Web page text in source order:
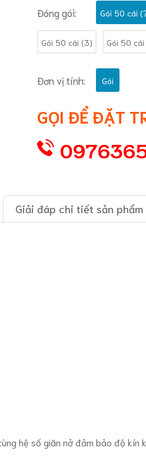
Đóng gói: Gói 50 cái
Gói 50 cái (3) Gói 50
Đơn vị tính: Gói
GỌI ĐỂ ĐẶT
Giải đáp chi tiết sản phẩm
hệ số giãn nở đảm bảo độ kín